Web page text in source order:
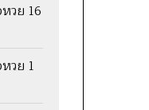
วย 16
วย 1